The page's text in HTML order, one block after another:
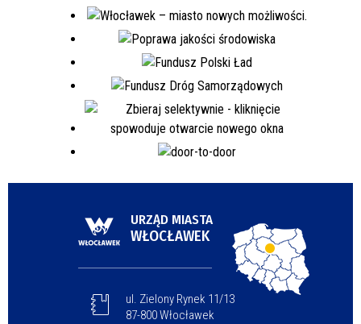
URZĄD MIASTA
WŁOCŁAWEK
ul. Zielony Rynek 11/13
87-800 Włocławek